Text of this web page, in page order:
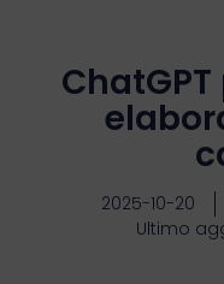
2025-10-20
Ultimo